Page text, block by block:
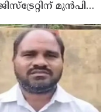
മുൻപില്‍